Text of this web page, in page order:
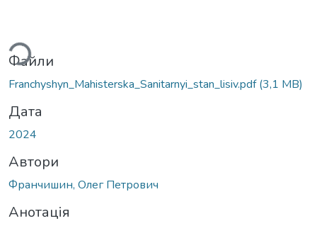
Файли
Franchyshyn_Mahisterska_Sanitarnyi_stan_lisiv.pdf(3,1 MB)
Дата
2024
Автори
Франчишин, Олег Петрович
Анотація